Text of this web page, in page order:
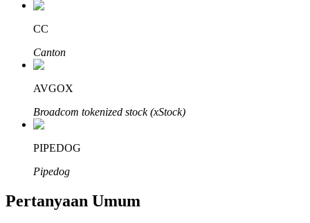
Mitra Bitrue
Afiliasi Bitrue
Hingga 65% Komisi!
CC
Canton
AVGOX
Broadcom tokenized stock (xStock)
PIPEDOG
Pipedog
Pertanyaan Umum